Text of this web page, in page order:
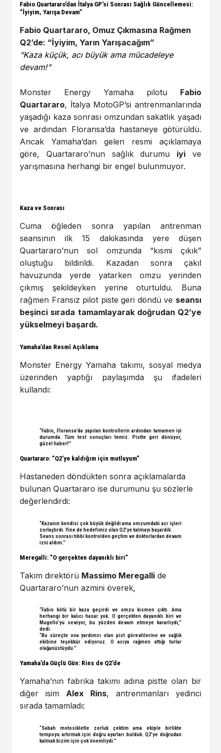
Fabio Quartararo’dan İtalya GP’si Sonrası Sağlık Güncellemesi:
“İyiyim, Yarışa Devam”
Fabio Quartararo, Omuz Çıkmasına Rağmen
Q2’de: “İyiyim, Yarın Yarışacağım”
“Kaza küçük, acı büyük ama mücadeleye
devam!”
Monster Energy Yamaha pilotu Fabio
Quartararo, İtalya MotoGP’si antrenmanlarında
yaşadığı kaza sonrası omzundan sakatlık yaşadı
ve ardından Floransa’da hastaneye götürüldü.
Ancak Yamaha’dan gelen resmi açıklamaya
göre, Quartararo’nun sağlık durumu iyi ve
yarışmasına herhangi bir engel bulunmuyor.
Kaza ve Sonrası
Cuma öğleden sonra yapılan antrenman
seansının ilk 15 dakikasında yere düşen
Quartararo’nun sol omzunda “kısmi çıkık”
oluştuğu bildirildi. Kazadan sonra çakıl
havuzunda yerde yatarken omzu yerinden
çıkmış şekildeyken yerine oturtuldu. Buna
rağmen Fransız pilot piste geri döndü ve seansı
beşinci sırada tamamlayarak doğrudan Q2’ye
yükselmeyi başardı.
Yamaha’dan Resmî Açıklama
Monster Energy Yamaha takımı, sosyal medya
üzerinden yaptığı paylaşımda şu ifadeleri
kullandı:
“Fabio, Floransa’da yapılan kontrollerin ardından tamamen iyi
durumda. Tüm test sonuçları temiz. Pistte geri dönüyor,
güzel haber!”
Quartararo: “Q2’ye kaldığım için mutluyum”
Hastaneden döndükten sonra açıklamalarda
bulunan Quartararo ise durumunu şu sözlerle
değerlendirdi:
“Kazanın kendisi çok büyük değildi ama omzumdaki acı işleri
zorlaştırdı. Yine de hedefimiz olan Q2’ye kalmayı başardık.
Seans sonrası tıbbi kontrolden geçtim ve doktorlardan devam
izni aldım.”
Meregalli: “O gerçekten dayanıklı biri”
Takım direktörü Massimo Meregalli de
Quartararo’nun azmini överek,
“Fabio kötü bir kaza geçirdi ve omzu kısmen çıktı. Ama
herhangi bir kalıcı hasar yok. O gerçekten dayanıklı biri ve
Mugello’yu seviyor, bu yüzden devam etmeye kararlıydı,”
dedi.
“Bu süreçte ona yardımcı olan pist görevlilerine ve sağlık
ekibine teşekkür ediyoruz. O acıya rağmen attığı turlar
olağanüstüydü.”
Yamaha’da Güçlü Gün: Rins de Q2’de
Yamaha’nın fabrika takımı adına pistte olan bir
diğer isim Alex Rins, antrenmanları yedinci
sırada tamamladı:
“Sabah motosikletle zorluk çektim ama ekiple birlikte
tempoyu artırmak için doğru ayarları bulduk. Q2’ye doğrudan
kalmak bizim için çok önemliydi.”